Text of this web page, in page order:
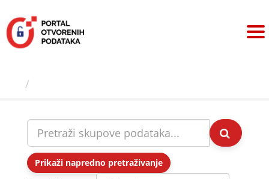
sadržaj
Prikaži napredno pretraživanje